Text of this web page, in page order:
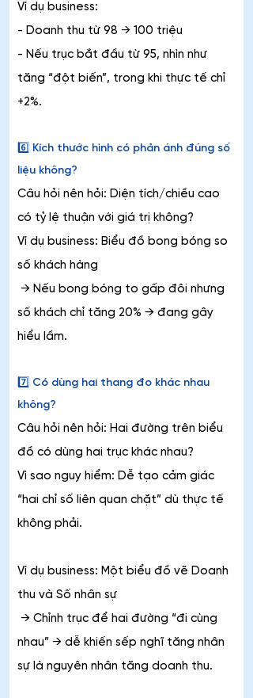
Ví dụ business:
- Doanh thu từ 98 → 100 triệu
- Nếu trục bắt đầu từ 95, nhìn như
tăng “đột biến”, trong khi thực tế chỉ
+2%.
6️⃣ Kích thước hình có phản ánh đúng số
liệu không?
Câu hỏi nên hỏi: Diện tích/chiều cao
có tỷ lệ thuận với giá trị không?
Ví dụ business: Biểu đồ bong bóng so
số khách hàng
số khách chỉ tăng 20% → đang gây
hiểu lầm.
7️⃣ Có dùng hai thang đo khác nhau
không?
Câu hỏi nên hỏi: Hai đường trên biểu
đồ có dùng hai trục khác nhau?
Vì sao nguy hiểm: Dễ tạo cảm giác
“hai chỉ số liên quan chặt” dù thực tế
không phải.
Ví dụ business: Một biểu đồ vẽ Doanh
thu và Số nhân sự
nhau” → dễ khiến sếp nghĩ tăng nhân
sự là nguyên nhân tăng doanh thu.